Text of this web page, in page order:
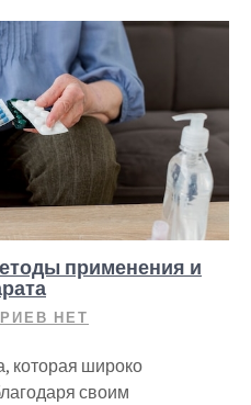
применения и
НЕТ
которая широко
своим